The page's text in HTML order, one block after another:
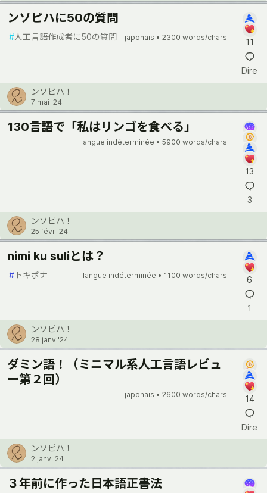
ンソピハに50の質問
#人工言語作成者に50の質問 japonais • 2300 words/chars 11
Dire
ンソピハ！
7 mai '24
130言語で「私はリンゴを食べる」
langue indéterminée • 5900 words/chars
13
3
ンソピハ！
25 févr '24
nimi ku suliとは？
# トキポナ langue indéterminée • 1100 words/chars 6
1
ンソピハ！
28 janv '24
ダミン語！（ミニマル系人工言語レビュ
ー第２回）
japonais • 2600 words/chars 14
Dire
ンソピハ！
2 janv '24
３年前に作った日本語正書法